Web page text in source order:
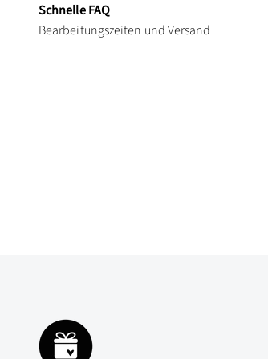
Schnelle FAQ
Bearbeitungszeiten und Versand